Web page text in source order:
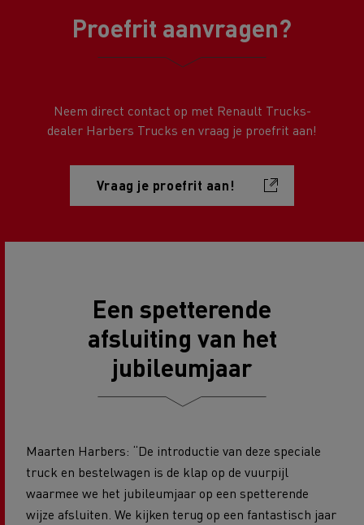
Proefrit aanvragen?
Neem direct contact op met Renault Trucks-
dealer Harbers Trucks en vraag je proefrit aan!
Vraag je proefrit aan!
Een spetterende
afsluiting van het
jubileumjaar
Maarten Harbers: “De introductie van deze speciale
truck en bestelwagen is de klap op de vuurpijl
waarmee we het jubileumjaar op een spetterende
wijze afsluiten. We kijken terug op een fantastisch jaar